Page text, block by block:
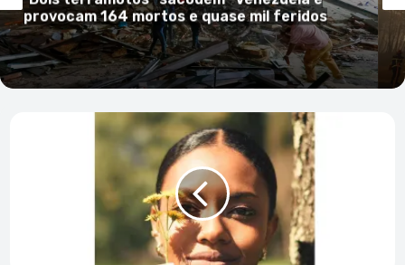
mil feridos
de floresta e obriga à
20 mil